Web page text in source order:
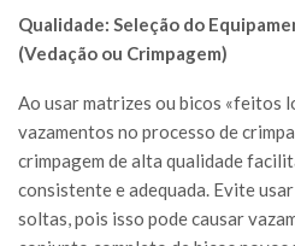
Qualidade: Seleção do
(Vedação ou Crimpagem)
Ao usar matrizes ou bicos «feitos
vazamentos no processo de
crimpagem de alta qualidade
consistente e adequada. Evite
soltas, pois isso pode causar